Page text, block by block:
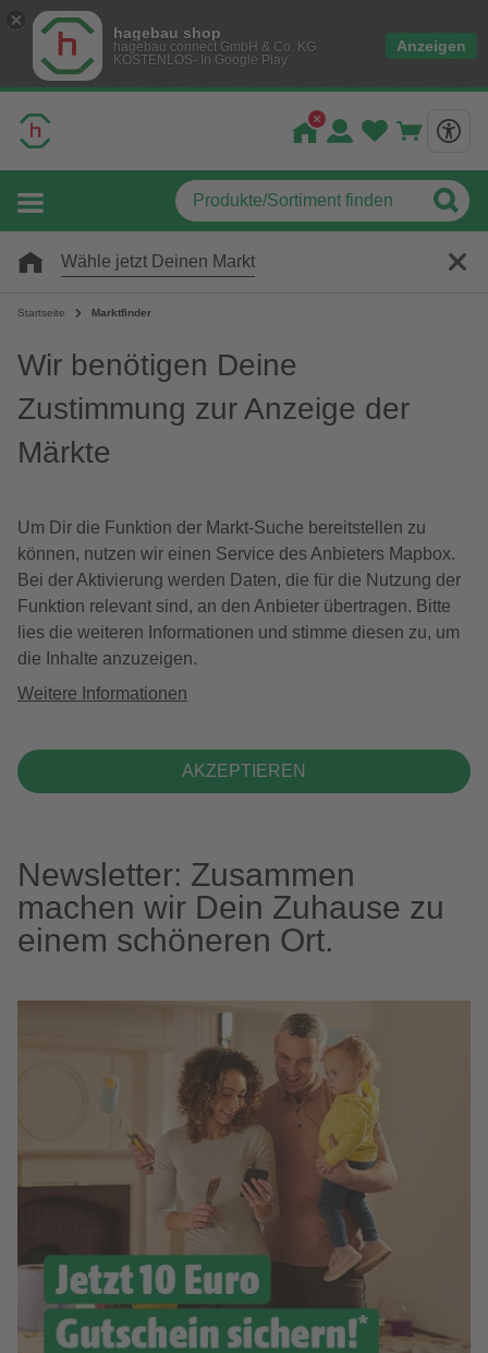
hagebau shop
hagebau connect GmbH & Co. KG
KOSTENLOS- In Google Play
Anzeigen
Wähle jetzt Deinen Markt
Startseite Marktfinder
Wir benötigen Deine
Zustimmung zur Anzeige der
Märkte
Um Dir die Funktion der Markt-Suche bereitstellen zu
können, nutzen wir einen Service des Anbieters Mapbox.
Bei der Aktivierung werden Daten, die für die Nutzung der
Funktion relevant sind, an den Anbieter übertragen. Bitte
lies die weiteren Informationen und stimme diesen zu, um
die Inhalte anzuzeigen.
Weitere Informationen
AKZEPTIEREN
Newsletter: Zusammen
machen wir Dein Zuhause zu
einem schöneren Ort.